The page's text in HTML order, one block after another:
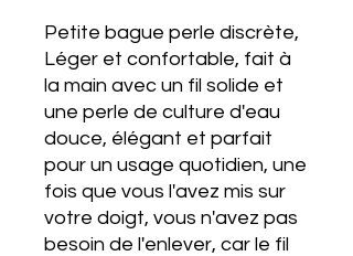
Petite bague perle discrète,
Léger et confortable, fait à
la main avec un fil solide et
une perle de culture d'eau
douce, élégant et parfait
pour un usage quotidien, une
fois que vous l'avez mis sur
votre doigt, vous n'avez pas
besoin de l'enlever, car le fil